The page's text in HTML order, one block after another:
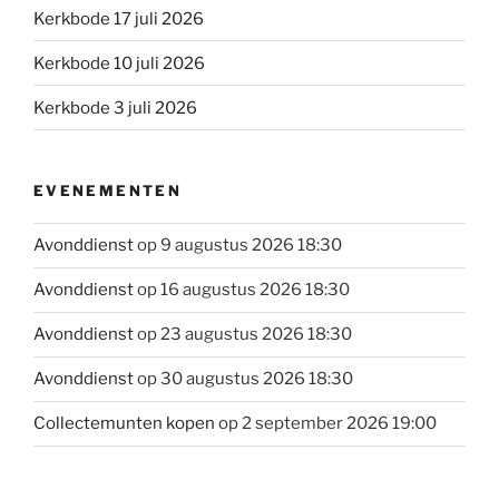
Kerkbode 17 juli 2026
Kerkbode 10 juli 2026
Kerkbode 3 juli 2026
EVENEMENTEN
Avonddienstop 9 augustus 2026 18:30
Avonddienstop 16 augustus 2026 18:30
Avonddienstop 23 augustus 2026 18:30
Avonddienstop 30 augustus 2026 18:30
Collectemunten kopen op 2 september 2026 19:00